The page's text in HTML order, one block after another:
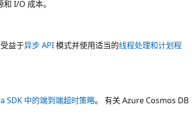
I/O 成本。
益于异步 API模式并使用适当的线程处理和计划程
SDK 中的端到端超时策略。 有关 Azure Cosmos DB